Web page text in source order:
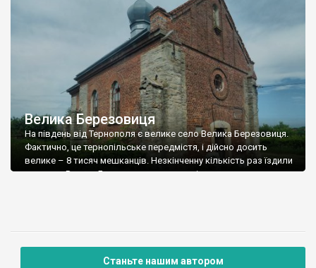
Велика Березовиця
На південь від Тернополя є велике село Велика Березовиця.
Фактично, це тернопільське передмістя, і дійсно досить
велике – 8 тисяч мешканців. Незкінченну кількість раз їздили
ми через Велику Березовицю, але зовсім не звертали уваги
Станьте нашим автором